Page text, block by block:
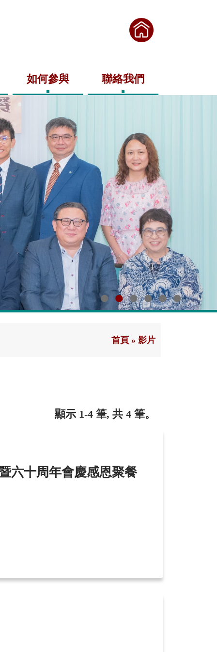
如何參與 聯絡我們
首頁 »影片
顯示 1-4 筆, 共 4 筆。
六十周年會慶感恩聚餐